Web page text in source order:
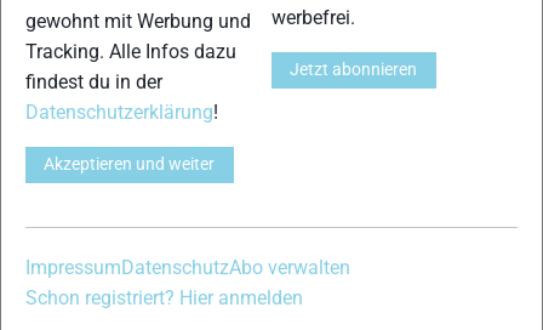
19
gewohnt mit Werbung und
Tracking. Alle Infos dazu
findest du in der
Datenschutzerklärung!
Akzeptieren und weiter
werbefrei.
Jetzt abonnieren
Impressum DatenschutzAbo verwalten
Schon registriert? Hier anmelden